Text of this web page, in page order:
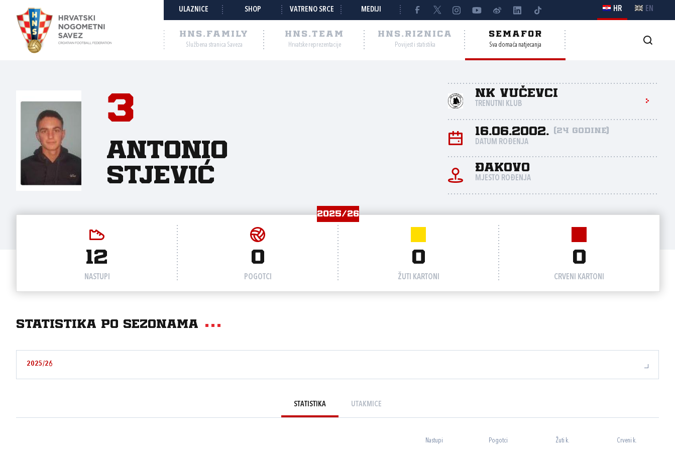
ULAZNICE SHOP VATRENO SRCE MEDIJI HR EN
HNS.FAMILY
Službena stranica Saveza
HNS.TEAM
Hrvatske reprezentacije
HNS.RIZNICA
Povijest i statistika
SEMAFOR
Sva domaća natjecanja
3
Antonio
Stjević
NK Vučevci
TRENUTNI KLUB
16.06.2002. (24 godine)
DATUM ROĐENJA
Đakovo
MJESTO ROĐENJA
2025/26
12
NASTUPI
0
POGOTCI
0
ŽUTI KARTONI
0
CRVENI KARTONI
Statistika po sezonama
2025/26
STATISTIKA UTAKMICE
Nastupi Pogotci Žuti k. Crveni k.